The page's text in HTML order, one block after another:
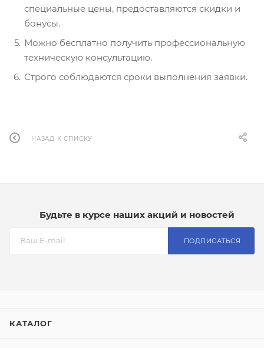
специальные цены, предоставляются скидки и
бонусы.
Можно бесплатно получить профессиональную
техническую консультацию.
Строго соблюдаются сроки выполнения заявки.
НАЗАД К СПИСКУ
Будьте в курсе наших акций и новостей
ПОДПИСАТЬСЯ
КАТАЛОГ